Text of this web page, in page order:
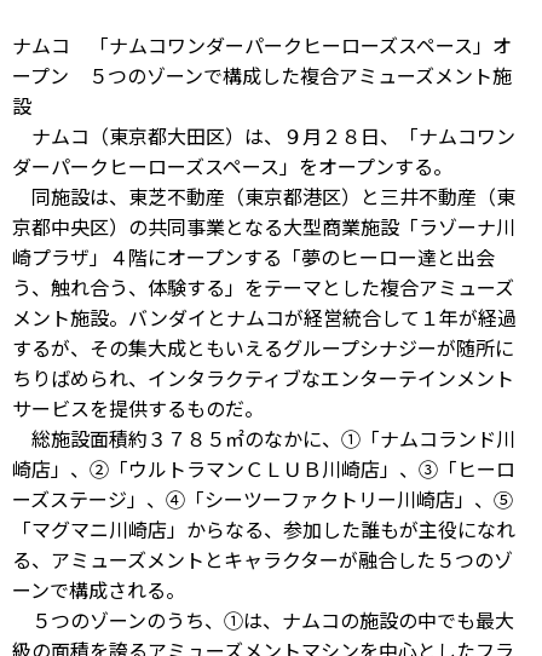
ナムコ 「ナムコワンダーパークヒーローズスペース」オ
ープン ５つのゾーンで構成した複合アミューズメント施
設
ナムコ（東京都大田区）は、９月２８日、「ナムコワン
ダーパークヒーローズスペース」をオープンする。
同施設は、東芝不動産（東京都港区）と三井不動産（東
京都中央区）の共同事業となる大型商業施設「ラゾーナ川
崎プラザ」４階にオープンする「夢のヒーロー達と出会
う、触れ合う、体験する」をテーマとした複合アミューズ
メント施設。バンダイとナムコが経営統合して１年が経過
するが、その集大成ともいえるグループシナジーが随所に
ちりばめられ、インタラクティブなエンターテインメント
サービスを提供するものだ。
総施設面積約３７８５㎡のなかに、①「ナムコランド川
崎店」、②「ウルトラマンＣＬＵＢ川崎店」、③「ヒーロ
ーズステージ」、④「シーツーファクトリー川崎店」、⑤
「マグマニ川崎店」からなる、参加した誰もが主役になれ
る、アミューズメントとキャラクターが融合した５つのゾ
ーンで構成される。
５つのゾーンのうち、①は、ナムコの施設の中でも最大
級の面積を誇るアミューズメントマシンを中心としたフラ